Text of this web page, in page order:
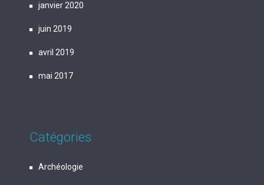
janvier 2020
juin 2019
avril 2019
mai 2017
Catégories
Archéologie